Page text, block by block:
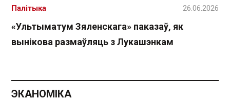
«Ультыматум Зяленскага» паказаў, як
вынікова размаўляць з Лукашэнкам
Палітыка 26.06.2026
ЭКАНОМІКА